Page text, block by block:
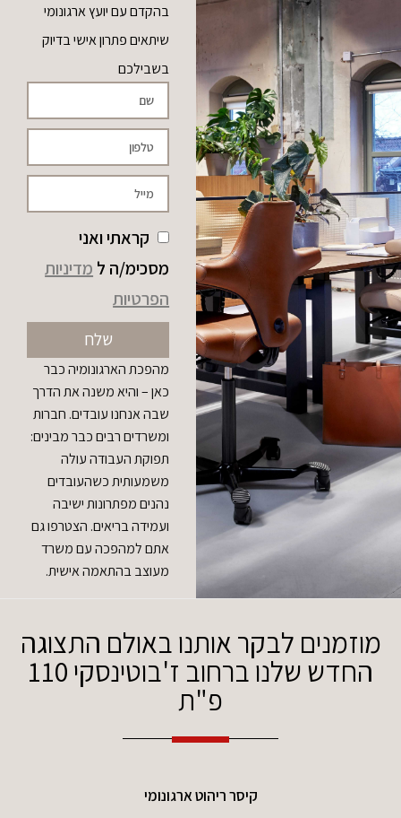
בהקדם עם יועץ ארגונומי
שיתאים פתרון אישי בדיוק
בשבילכם
קראתי ואני
מסכימ/ה ל מדיניות
הפרטיות
שלח
מהפכת הארגונומיה כבר
כאן – והיא משנה את הדרך
שבה אנחנו עובדים. חברות
ומשרדים רבים כבר מבינים:
תפוקת העבודה עולה
משמעותית כשהעובדים
נהנים מפתרונות ישיבה
ועמידה בריאים. הצטרפו גם
אתם למהפכה עם משרד
מעוצב בהתאמה אישית.
מוזמנים לבקר אותנו באולם התצוגה
החדש שלנו ברחוב ז'בוטינסקי 110
פ"ת
קיסר ריהוט ארגונומי